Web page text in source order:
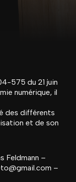
575 du 21 juin
numérique, il
des différents
et de son
Feldmann –
–